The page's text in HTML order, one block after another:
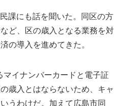
課にも話を聞いた。同区の方
ど、区の歳入となる業務を対
の導入を進めてきた。
イナンバーカードと電子証
歳入とはならないため、キャ
うわけだ。加えて広島市同